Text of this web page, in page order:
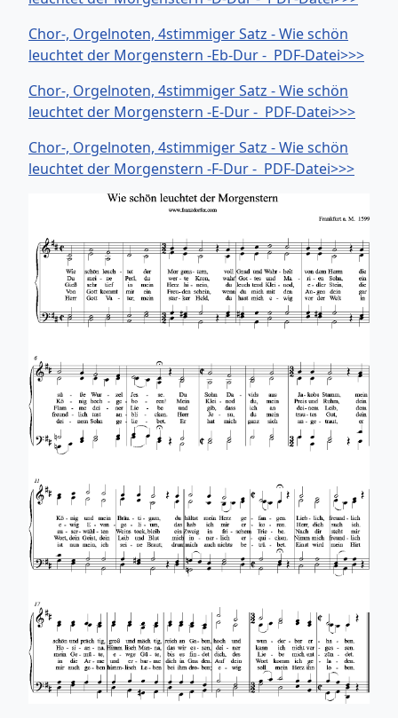
Chor-, Orgelnoten, 4stimmiger Satz - Wie schön
leuchtet der Morgenstern -Eb-Dur - PDF-Datei>>>
Chor-, Orgelnoten, 4stimmiger Satz - Wie schön
leuchtet der Morgenstern -E-Dur - PDF-Datei>>>
Chor-, Orgelnoten, 4stimmiger Satz - Wie schön
leuchtet der Morgenstern -F-Dur - PDF-Datei>>>